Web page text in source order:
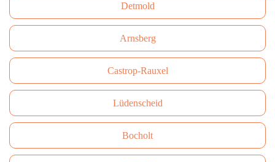
Detmold
Arnsberg
Castrop-Rauxel
Lüdenscheid
Bocholt